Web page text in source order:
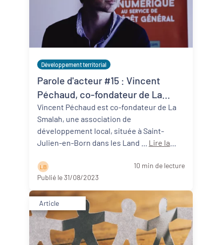
Développement territorial
Parole d'acteur #15 : Vincent
Péchaud, co-fondateur de La
Smalah (40)
Vincent Péchaud est co-fondateur de La
Smalah, une association de
développement local, située à Saint-
Lire la
L B
10 min de lecture
Publié le 31/08/2023
Article